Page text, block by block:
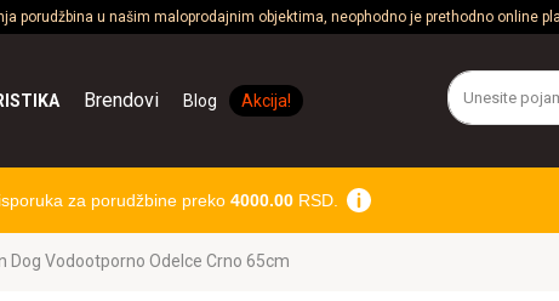
porudžbina u našim maloprodajnim objektima, neophodno je prethodno online
Brendovi Blog Akcija!
za porudžbine preko 4000.00RSD.
Dog Vodootporno Odelce Crno 65cm